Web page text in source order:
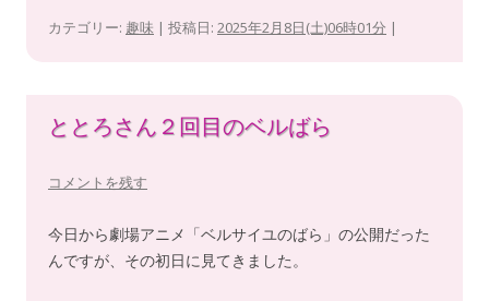
カテゴリー: 趣味 | 投稿日: 2025年2月8日(土)06時01分 |
ととろさん２回目のベルばら
コメントを残す
今日から劇場アニメ「ベルサイユのばら」の公開だった
んですが、その初日に見てきました。